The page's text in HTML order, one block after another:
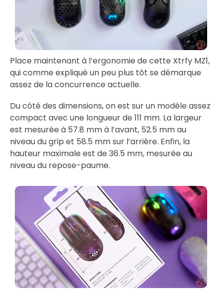
Place maintenant à l’ergonomie de cette Xtrfy MZ1,
qui comme expliqué un peu plus tôt se démarque
assez de la concurrence actuelle.
Du côté des dimensions, on est sur un modèle assez
compact avec une longueur de 111 mm. La largeur
est mesurée à 57.8 mm à l’avant, 52.5 mm au
niveau du grip et 58.5 mm sur l’arrière. Enfin, la
hauteur maximale est de 36.5 mm, mesurée au
niveau du repose-paume.